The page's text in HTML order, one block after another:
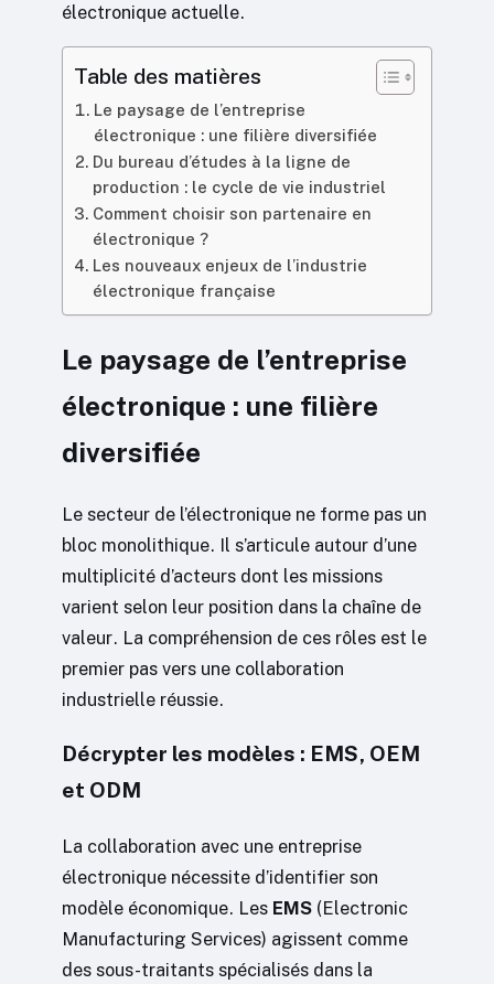
électronique actuelle.
Table des matières
Le paysage de l’entreprise
électronique : une filière diversifiée
Du bureau d’études à la ligne de
production : le cycle de vie industriel
Comment choisir son partenaire en
électronique ?
Les nouveaux enjeux de l’industrie
électronique française
Le paysage de l’entreprise
électronique : une filière
diversifiée
Le secteur de l’électronique ne forme pas un
bloc monolithique. Il s’articule autour d’une
multiplicité d’acteurs dont les missions
varient selon leur position dans la chaîne de
valeur. La compréhension de ces rôles est le
premier pas vers une collaboration
industrielle réussie.
Décrypter les modèles : EMS, OEM
et ODM
La collaboration avec une entreprise
électronique nécessite d’identifier son
modèle économique. Les EMS (Electronic
Manufacturing Services) agissent comme
des sous-traitants spécialisés dans la